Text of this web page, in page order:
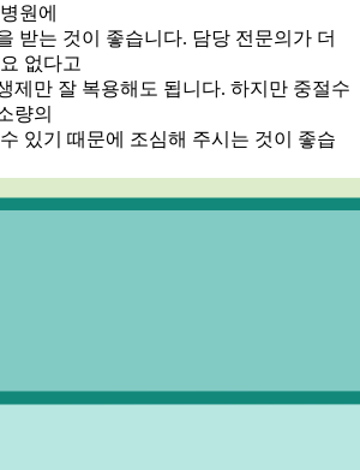
원에
받는 것이 좋습니다. 담당 전문의가 더
없다고
제만 잘 복용해도 됩니다. 하지만 중절수
량의
있기 때문에 조심해 주시는 것이 좋습